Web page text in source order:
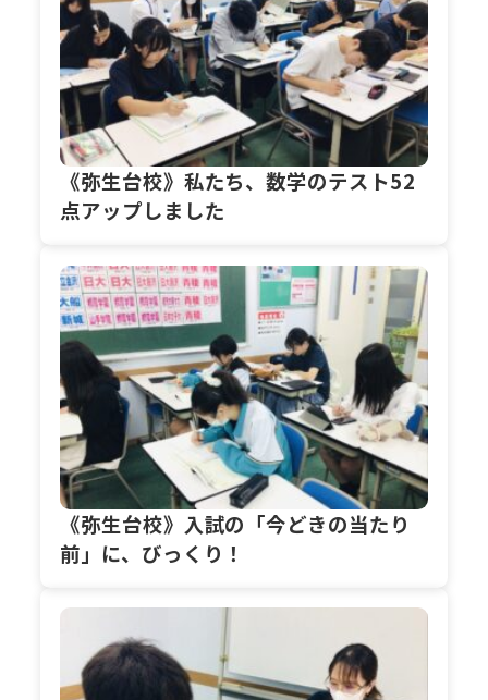
《弥生台校》私たち、数学のテスト52
点アップしました
《弥生台校》入試の「今どきの当たり
前」に、びっくり！